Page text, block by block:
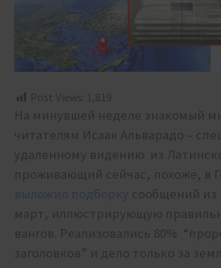
Post Views: 1,819
На минувшей неделе знакомый
читателям Исаак Альварадо –
удаленному видению из
проживающий сейчас, похоже, в
выложил подборку сообщений из
март, иллюстрирующую
вангов. Реализовались 80%
заголовков” и дело только за